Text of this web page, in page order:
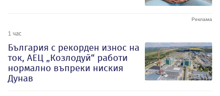
1 час
България с рекорден износ на
ток, АЕЦ „Козлодуй“ работи
нормално въпреки ниския
Дунав